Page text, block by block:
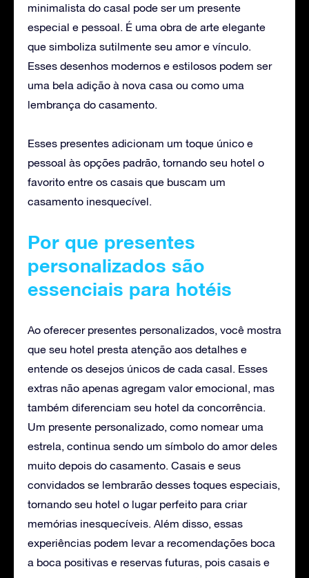
minimalista do casal pode ser um presente
especial e pessoal. É uma obra de arte elegante
que simboliza sutilmente seu amor e vínculo.
Esses desenhos modernos e estilosos podem ser
uma bela adição à nova casa ou como uma
lembrança do casamento.
Esses presentes adicionam um toque único e
pessoal às opções padrão, tornando seu hotel o
favorito entre os casais que buscam um
casamento inesquecível.
Por que presentes
personalizados são
essenciais para hotéis
Ao oferecer presentes personalizados, você mostra
que seu hotel presta atenção aos detalhes e
entende os desejos únicos de cada casal. Esses
extras não apenas agregam valor emocional, mas
também diferenciam seu hotel da concorrência.
Um presente personalizado, como nomear uma
estrela, continua sendo um símbolo do amor deles
muito depois do casamento. Casais e seus
convidados se lembrarão desses toques especiais,
tornando seu hotel o lugar perfeito para criar
memórias inesquecíveis. Além disso, essas
experiências podem levar a recomendações boca
a boca positivas e reservas futuras, pois casais e